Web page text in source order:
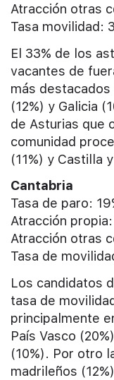
Atracción otras
Tasa movilidad:
El 33% de los
vacantes de
más destacados
(12%) y Galicia
de Asturias que
comunidad
(11%) y Castilla
Cantabria
Tasa de paro:
Atracción
Atracción otras
Tasa de
Los candidatos
tasa de
principalmente
País Vasco
(10%). Por otro
madrileños